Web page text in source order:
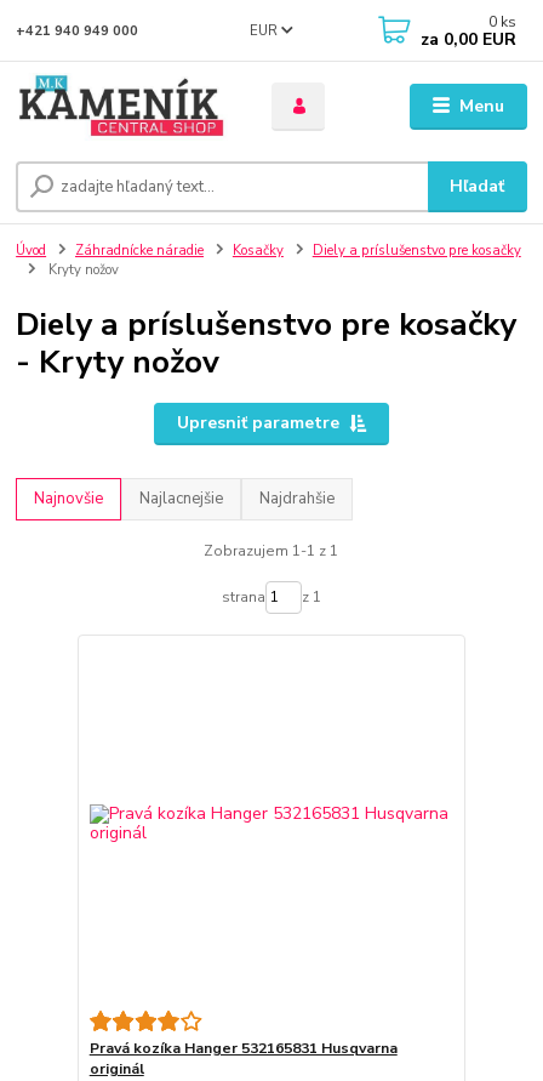
Menu
EUR
Hľadať
+421 940 949 000 0 ks
za 0,00 EUR
Úvod Záhradnícke náradie Kosačky
Diely a príslušenstvo pre kosačky
Kryty nožov
Diely a príslušenstvo pre kosačky
- Kryty nožov
Upresniť parametre
Najnovšie Najlacnejšie Najdrahšie
Zobrazujem 1-1 z 1
strana z 1
Pravá kozíka Hanger 532165831 Husqvarna
originál